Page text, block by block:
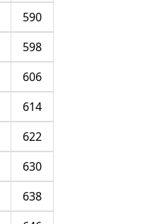
590
598
606
614
622
630
638